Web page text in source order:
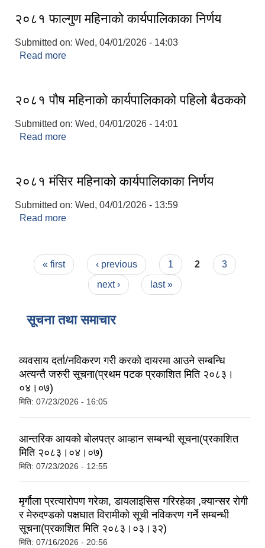
२०८१ फाल्गुण महिनाको कार्यपालिकाका निर्णय
Submitted on: Wed, 04/01/2026 - 14:03
Read more
२०८१ पौष महिनाको कार्यपालिकाको पहिलो बैठकको
Submitted on: Wed, 04/01/2026 - 14:01
Read more
२०८१ मंसिर महिनाको कार्यपालिकाका निर्णय
Submitted on: Wed, 04/01/2026 - 13:59
Read more
Pages
« first ‹ previous 1 2
3
next ›
last »
सूचना तथा समाचार
व्यवसाय दर्ता/नविकरण गरी करको दायरमा आउने सम्बन्धि
अत्यन्तै जरुरी सूचना(प्रथम पटक प्रकाशित मिति २०८३।
०४।०७)
मिति: 07/23/2026 - 16:05
आन्तरिक आयको बोलपत्र आव्हान सम्बन्धी सूचना(प्रकाशित
मिति २०८३।०४।०७)
मिति: 07/23/2026 - 12:55
मृर्गौला प्रत्यारोपण गरेका, डायलाइसिस गरिरहेका ,क्यान्सर रोगी
र मेरुदण्डको पक्षघात विरामीको सूची नविकरण गर्ने सम्बन्धी
सूचना(प्रकाशित मिति २०८३।०३।३२)
मिति: 07/16/2026 - 20:56